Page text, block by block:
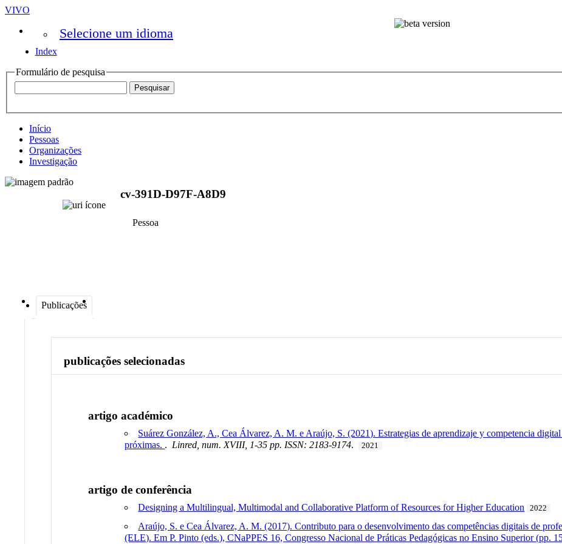
VIVO
Selecione um idioma
Index
Formulário de pesquisa
Início
Pessoas
Organizações
Investigação
cv-391D-D97F-A8D9
Pessoa
Publicações
publicações selecionadas
artigo académico
Suárez González, A., Cea Álvarez, A. M. e Araújo, S. (2021). Estrategias de aprendizaje y competencia
próximas. . Linred, num. XVIII, 1-35 pp. ISSN: 2183-9174. 2021
artigo de conferência
Designing a Multilingual, Multimodal and Collaborative Platform of Resources for Higher Education 2022
Araújo, S. e Cea Álvarez, A. M. (2017). Contributo para o desenvolvimento das competências digitais de
(ELE). Em P. Pinto (eds.), CNaPPES 16, Congresso Nacional de Práticas Pedagógicas no Ensino Superior (pp.